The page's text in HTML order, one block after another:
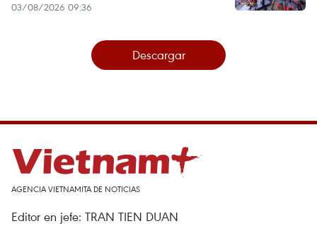
03/08/2026 09:36
Descargar
AGENCIA VIETNAMITA DE NOTICIAS
Editor en jefe: TRAN TIEN DUAN